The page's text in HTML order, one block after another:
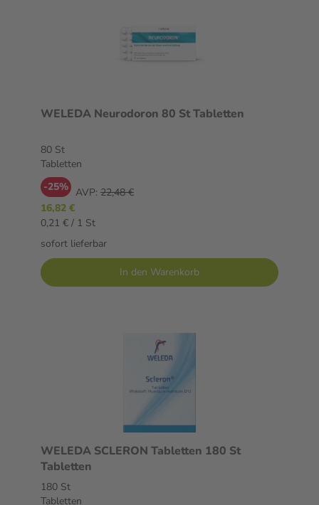
WELEDA Neurodoron 80 St Tabletten
80 St
Tabletten
-25% AVP: 22,48 €
16,82 €
0,21 € / 1 St
sofort lieferbar
In den Warenkorb
WELEDA SCLERON Tabletten 180 St
Tabletten
180 St
Tabletten